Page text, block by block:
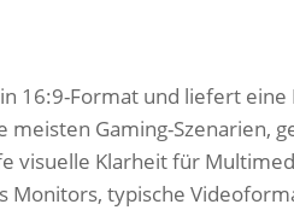
16:9-Format und liefert eine
meisten Gaming-Szenarien,
visuelle Klarheit für
Monitors, typische